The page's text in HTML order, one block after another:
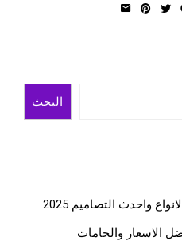
البحث
واحدث التصاميم 2025
الاسعار والخامات